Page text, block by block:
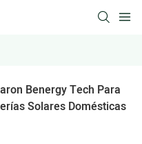
Benergy Tech Para
Solares Domésticas